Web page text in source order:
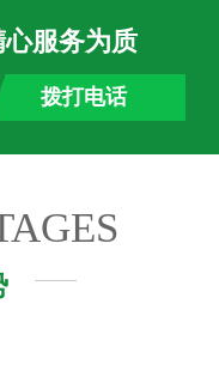
服务为质
拨打电话